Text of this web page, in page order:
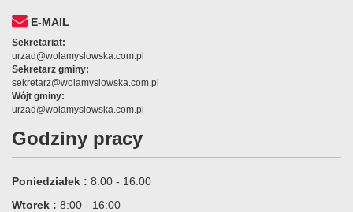
E-MAIL
Sekretariat:
urzad@wolamyslowska.com.pl
Sekretarz gminy:
sekretarz@wolamyslowska.com.pl
Wójt gminy:
urzad@wolamyslowska.com.pl
Godziny pracy
Poniedziałek : 8:00 - 16:00
Wtorek : 8:00 - 16:00